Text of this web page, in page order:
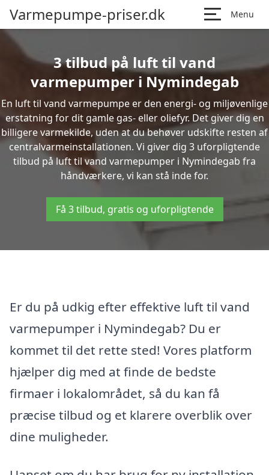
Varmepumpe-priser.dk Menu
3 tilbud på luft til vand
varmepumper i Nymindegab
En luft til vand varmepumpe er den energi- og miljøvenlige
erstatning for dit gamle gas- eller oliefyr. Det giver dig en
billigere varmekilde, uden at du behøver udskifte resten af
centralvarmeinstallationen. Vi giver dig 3 uforpligtende
tilbud på luft til vand varmepumper i Nymindegab fra
håndværkere, vi kan stå inde for.
Få 3 tilbud, gratis og uforpligtende
Er du på udkig efter effektive luft til vand
varmepumper i Nymindegab? Du er
kommet til det rette sted! Vores platform
hjælper dig med at finde de bedste
firmaer i lokalområdet, så du kan få
præcise tilbud og et klarere overblik over
dine muligheder.